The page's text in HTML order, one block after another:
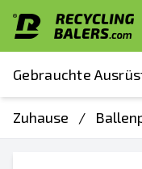
Gebrauchte
Zuhause /